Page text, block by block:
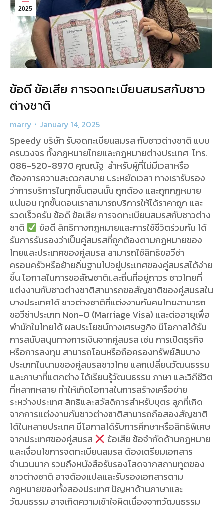
2025
ข้อดี ข้อเสีย การจดทะเบียนสมรสกับชาว
ต่างชาติ
marry January 14, 2025
Speedy บริษัท รับจดทะเบียนสมรส กับชาวต่างชาติ แบบ
ครบวงจร ทั้งกฎหมายไทยและกฎหมายต่างประเทศ โทร.
086-520-8970 คุณณัฐ สำหรับผู้ที่ไม่มีเวลาหรือ
ต้องการความสะดวกสบาย ประหยัดเวลา ทางเรารับรอง
ว่าการบริการในทุกขั้นตอนนั้น ถูกต้อง และถูกกฏหมาย
แน่นอน ทุกขั้นตอนเราสามารถบริการให้ได้ราคาถูก และ
รวดเร็วครับ ข้อดี ข้อเสีย การจดทะเบียนสมรสกับชาวต่าง
ชาติ
ข้อดี สิทธิทางกฎหมายและการใช้ชีวิตร่วมกัน ได้
รับการรับรองว่าเป็นคู่สมรสที่ถูกต้องตามกฎหมายของ
ไทยและประเทศของคู่สมรส สามารถใช้สิทธิขอวีซ่า
ครอบครัวหรือย้ายถิ่นฐานไปอยู่ประเทศของคู่สมรสได้ง่าย
ขึ้น โอกาสในการขอสัญชาติและถิ่นที่อยู่ถาวร ชาวไทยที่
แต่งงานกับชาวต่างชาติสามารถขอสัญชาติของคู่สมรสใน
บางประเทศได้ ชาวต่างชาติที่แต่งงานกับคนไทยสามารถ
ขอวีซ่าประเภท Non-O (Marriage Visa) และต่ออายุเพื่อ
พำนักในไทยได้ ผลประโยชน์ทางเศรษฐกิจ มีโอกาสได้รับ
การสนับสนุนทางการเงินจากคู่สมรส เช่น การเปิดธุรกิจ
หรือการลงทุน สามารถโอนหรือถือครองทรัพย์สินบาง
ประเภทในนามของคู่สมรสชาวไทย แลกเปลี่ยนวัฒนธรรม
และภาษาที่แตกต่าง ได้เรียนรู้วัฒนธรรม ภาษา และวิถีชีวิต
ที่หลากหลาย ทำให้เกิดโอกาสในการสร้างเครือข่าย
ระหว่างประเทศ สิทธิและสวัสดิการสำหรับบุตร ลูกที่เกิด
จากการแต่งงานกับชาวต่างชาติสามารถถือสองสัญชาติ
ได้ในหลายประเทศ มีโอกาสได้รับการศึกษาหรือสิทธิพิเศษ
จากประเทศของคู่สมรส
ข้อเสีย ข้อจำกัดด้านกฎหมาย
และเงื่อนไขการจดทะเบียนสมรส ต้องเตรียมเอกสาร
จำนวนมาก รวมถึงหนังสือรับรองโสดจากสถานทูตของ
ชาวต่างชาติ อาจต้องแปลและรับรองเอกสารตาม
กฎหมายของทั้งสองประเทศ ปัญหาด้านภาษาและ
วัฒนธรรม อาจเกิดความเข้าใจผิดเนื่องจากวัฒนธรรม